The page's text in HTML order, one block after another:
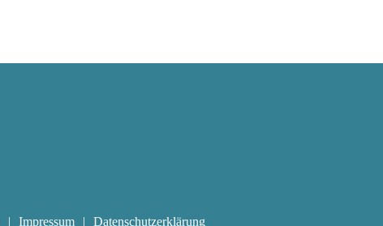
Impressum Datenschutzerklärung